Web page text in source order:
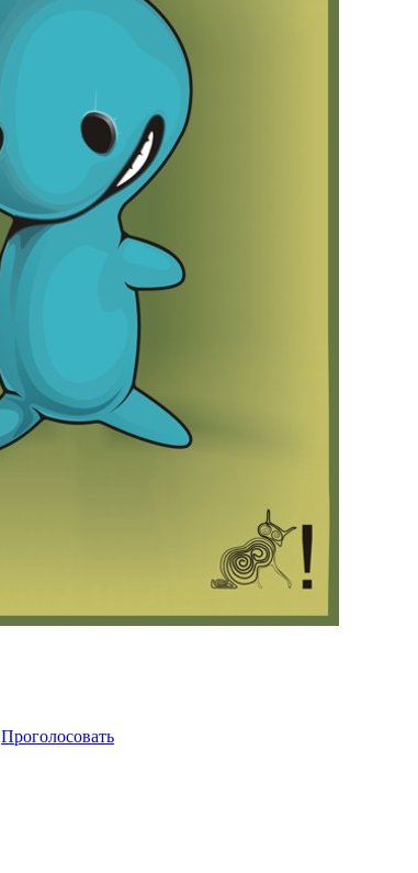
Проголосовать